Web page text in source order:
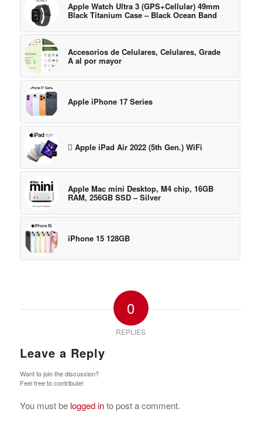
Apple Watch Ultra 3 (GPS+Cellular) 49mm
Black Titanium Case – Black Ocean Band
Accesorios de Celulares, Celulares, Grade
A al por mayor
Apple iPhone 17 Series
 Apple iPad Air 2022 (5th Gen.) WiFi
Apple Mac mini Desktop, M4 chip, 16GB
RAM, 256GB SSD – Silver
iPhone 15 128GB
0
REPLIES
Leave a Reply
Want to join the discussion?
Feel free to contribute!
You must be logged into post a comment.